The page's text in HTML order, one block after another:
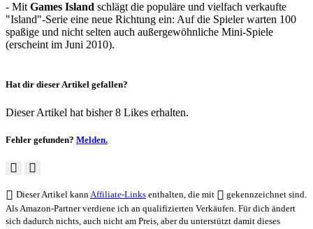
- Mit Games Island schlägt die populäre und vielfach verkaufte
"Island"-Serie eine neue Richtung ein: Auf die Spieler warten 100
spaßige und nicht selten auch außergewöhnliche Mini-Spiele
(erscheint im Juni 2010).
Hat dir dieser Artikel gefallen?
Dieser Artikel hat bisher 8 Likes erhalten.
Fehler gefunden? Melden.
Dieser Artikel kannAffiliate-Links enthalten, die mit
gekennzeichnet sind.
Als Amazon-Partner verdiene ich an qualifizierten Verkäufen. Für dich ändert
sich dadurch nichts, auch nicht am Preis, aber du unterstützt damit dieses